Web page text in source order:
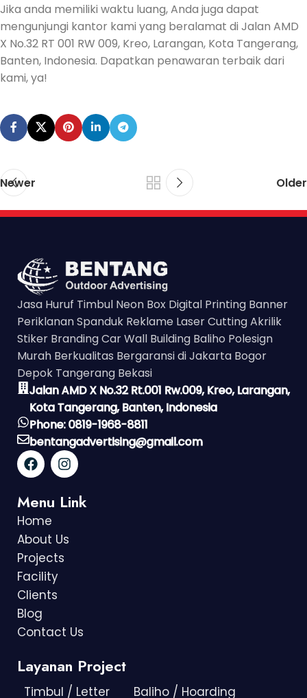
Jika anda memiliki waktu luang, Anda juga dapat
mengunjungi kantor kami yang beralamat di Jalan AMD
X No.32 RT 001 RW 009, Kreo, Larangan, Kota Tangerang,
Banten, Indonesia. Dapatkan penawaran terbaik dari
kami, ya!
Newer Older
Jasa Huruf Timbul Neon Box Digital Printing Banner
Periklanan Spanduk Reklame Laser Cutting Akrilik
Stiker Branding Car Wall Building Baliho Polesign
Murah Berkualitas Bergaransi di Jakarta Bogor
Depok Tangerang Bekasi
Jalan AMD X No.32 Rt.001 Rw.009, Kreo, Larangan,
Kota Tangerang, Banten, Indonesia
Phone: 0819-1968-8811
bentangadvertising@gmail.com
Menu Link
Home
About Us
Projects
Facility
Clients
Blog
Contact Us
Layanan Project
Timbul / Letter Baliho / Hoarding